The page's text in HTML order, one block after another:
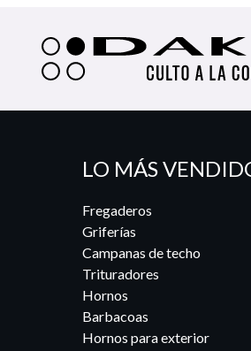
LO MÁS
Fregaderos
Griferías
Campanas de techo
Trituradores
Hornos
Barbacoas
Hornos para exterior